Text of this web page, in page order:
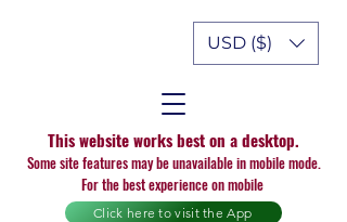
USD ($)
This website works best on a desktop.
Some site features may be unavailable in mobile mode.
For the best experience on mobile
Click here to visit the App